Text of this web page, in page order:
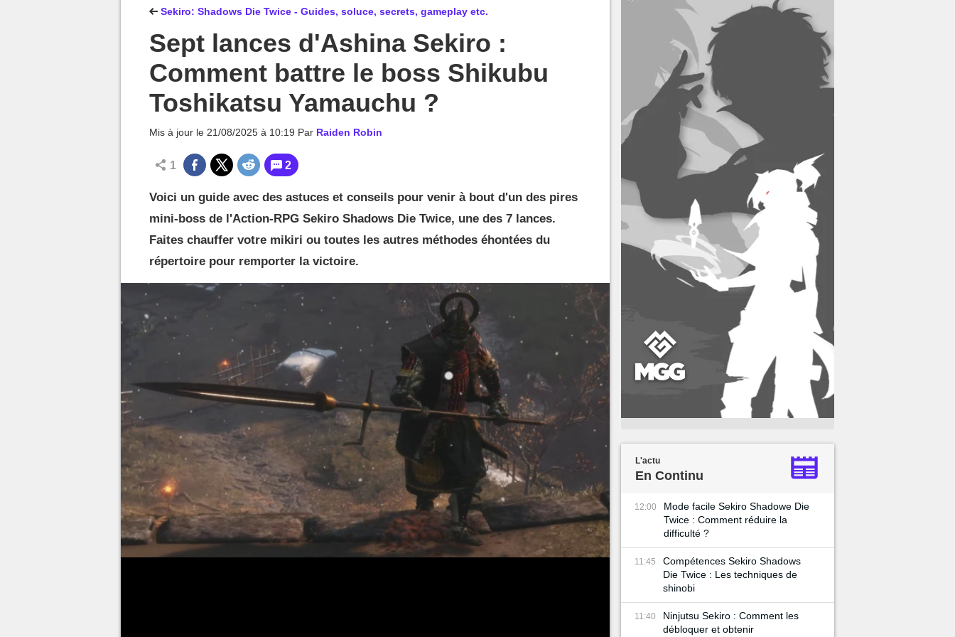
Sekiro: Shadows Die Twice - Guides, soluce, secrets, gameplay etc.
Sept lances d'Ashina Sekiro :
Comment battre le boss Shikubu
Toshikatsu Yamauchu ?
Mis à jour le 21/08/2025 à 10:19 Par Raiden Robin
1 2
Voici un guide avec des astuces et conseils pour venir à bout d'un des pires
mini-boss de l'Action-RPG Sekiro Shadows Die Twice, une des 7 lances.
Faites chauffer votre mikiri ou toutes les autres méthodes éhontées du
répertoire pour remporter la victoire.
L'actu
En Continu
12:00
Mode facile Sekiro Shadowe Die
Twice : Comment réduire la
difficulté ?
11:45
Compétences Sekiro Shadows
Die Twice : Les techniques de
shinobi
11:40
Ninjutsu Sekiro : Comment les
débloquer et obtenir